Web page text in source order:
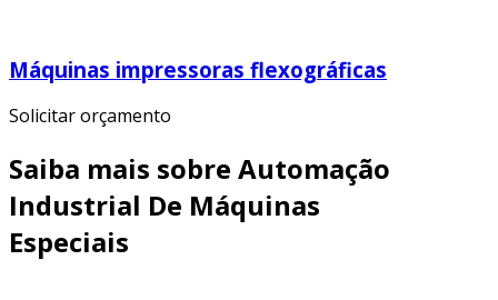
Máquinas impressoras flexográficas
Solicitar orçamento
Saiba mais sobre Automação
Industrial De Máquinas
Especiais